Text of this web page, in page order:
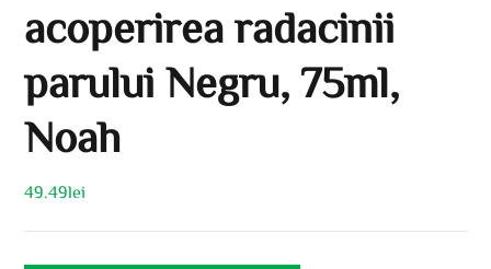
acoperirea radacinii
parului Negru, 75ml,
Noah
49.49lei